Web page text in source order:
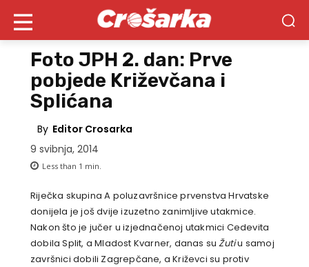
Foto JPH 2. dan: Prve
pobjede Križevčana i
Splićana
By Editor Crosarka
9 svibnja, 2014
Less than 1 min.
Riječka skupina A poluzavršnice prvenstva Hrvatske
donijela je još dvije izuzetno zanimljive utakmice.
Nakon što je jučer u izjednačenoj utakmici Cedevita
dobila Split, a Mladost Kvarner, danas suŽutiu samoj
završnici dobili Zagrepčane, a Križevci su protiv